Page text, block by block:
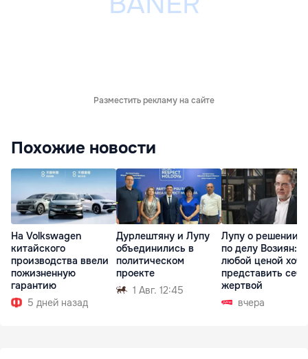
Разместить рекламу на сайте
Похожие новости
На Volkswagen
китайского
производства ввели
пожизненную
гарантию
5 дней назад
Дурлештяну и Лупу
объединились в
политическом
проекте
1 Авг. 12:45
Лупу о решении
по делу Возиян:
любой ценой
представить себя
жертвой
вчера